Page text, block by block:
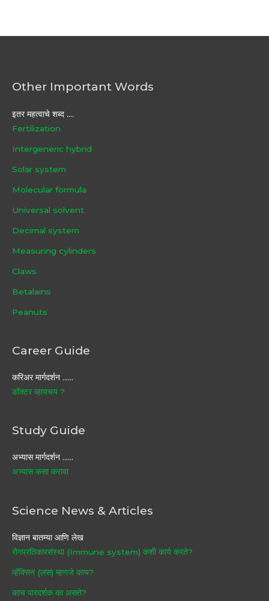
Other Important Words
इतर महत्वाचे शब्द ....
Fertilization
Intergeneric hybrid
Solar system
Molecular formula
Universal solvent
Decimal system
Measuring cylinders
Claws
Betalains
Peanuts
Career Guide
करिअर मार्गदर्शन ……
डॉक्टर व्हायचय ?
Study Guide
अभ्यास मार्गदर्शन ……
अभ्यास कसा करावा
Science News & Articles
विज्ञान बातम्या आणि लेख
रोगप्रतिकारसंस्था (Immune system) कशी कार्य करते?
व्हॅक्सिन (लस) म्हणजे काय?
काच पारदर्शक का असते?